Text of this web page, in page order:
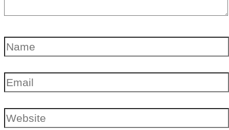
Name
Email
Website